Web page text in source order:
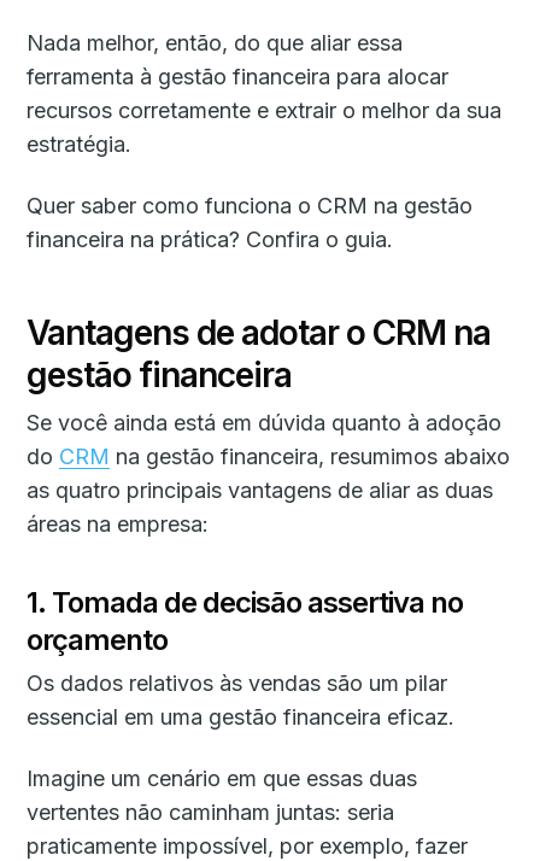
Nada melhor, então, do que aliar essa
ferramenta à gestão financeira para alocar
recursos corretamente e extrair o melhor da sua
estratégia.
Quer saber como funciona o CRM na gestão
financeira na prática? Confira o guia.
Vantagens de adotar o CRM na
gestão financeira
Se você ainda está em dúvida quanto à adoção
do CRM na gestão financeira, resumimos abaixo
as quatro principais vantagens de aliar as duas
áreas na empresa:
1. Tomada de decisão assertiva no
orçamento
Os dados relativos às vendas são um pilar
essencial em uma gestão financeira eficaz.
Imagine um cenário em que essas duas
vertentes não caminham juntas: seria
praticamente impossível, por exemplo, fazer